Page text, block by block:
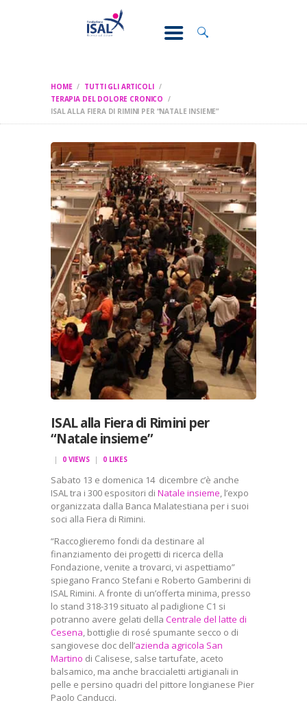
HOME
TUTTI GLI ARTICOLI
TERAPIA DEL DOLORE CRONICO
ISAL ALLA FIERA DI RIMINI PER “NATALE INSIEME”
CONOSCI IL
DOLORE
RICERCA
FORMAZIONE
CHI SIAMO
ISAL alla Fiera di Rimini per
“Natale insieme”
0 VIEWS 0 LIKES
Sabato 13 e domenica 14 dicembre c’è anche
ISAL tra i 300 espositori di Natale insieme, l’expo
organizzata dalla Banca Malatestiana per i suoi
soci alla Fiera di Rimini.
“Raccoglieremo fondi da destinare al
finanziamento dei progetti di ricerca della
Fondazione, venite a trovarci, vi aspettiamo”
spiegano Franco Stefani e Roberto Gamberini di
ISAL Rimini. A fronte di un’offerta minima, presso
lo stand 318-319 situato al padiglione C1 si
potranno avere gelati della Centrale del latte di
Cesena, bottiglie di rosé spumante secco o di
sangiovese doc dell’azienda agricola San
Martino di Calisese, salse tartufate, aceto
balsamico, ma anche braccialetti artigianali in
pelle e persino quadri del pittore longianese Pier
Paolo Canducci.